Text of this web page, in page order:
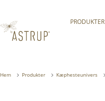
PRODUKTER
Hem Produkter Kæphesteunivers